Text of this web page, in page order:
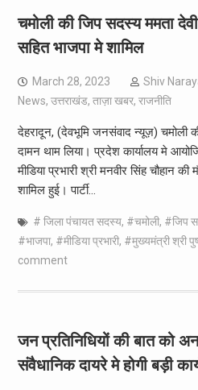
चमोली की जिप सदस्य ममता
सहित भाजपा मे शामिल
March 28, 2023 Shiv
News, उत्तराखंड, ताज़ा खबर, राजनीति
देहरादून, (देवभूमि जनसंवाद न्यूज़) चमोली
दामन थाम लिया। प्रदेश कार्यालय मे
मीडिया प्रभारी श्री मनवीर सिंह चौहान
शामिल हुई। पार्टी…
# जिला पंचायत सदस्य, #चमोली, #जिप
#भाजपा, #मीडिया प्रभारी, #मुख्यमंत्री श्री
comment
जन प्रतिनिधियों की बात को
संवैधानिक दायरे मे होगी बड़ी